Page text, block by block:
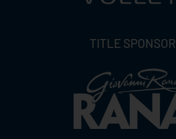
TITLE SPONSOR